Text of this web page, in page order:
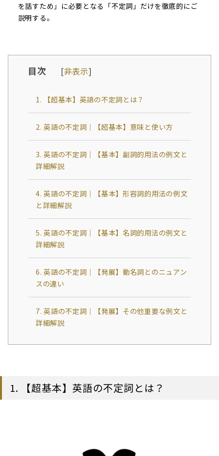
を話すため」に必要となる「不定詞」だけを徹底的にご
説明する。
目次 [非表示]
1. 【超基本】英語の不定詞とは？
2. 英語の不定詞｜【超基本】意味と使い方
3. 英語の不定詞｜【基本】副詞的用法の例文と
詳細解説
4. 英語の不定詞｜【基本】形容詞的用法の例文
と詳細解説
5. 英語の不定詞｜【基本】名詞的用法の例文と
詳細解説
6. 英語の不定詞｜【発展】動名詞とのニュアン
スの違い
7. 英語の不定詞｜【発展】その他重要な例文と
詳細解説
1. 【超基本】英語の不定詞とは？